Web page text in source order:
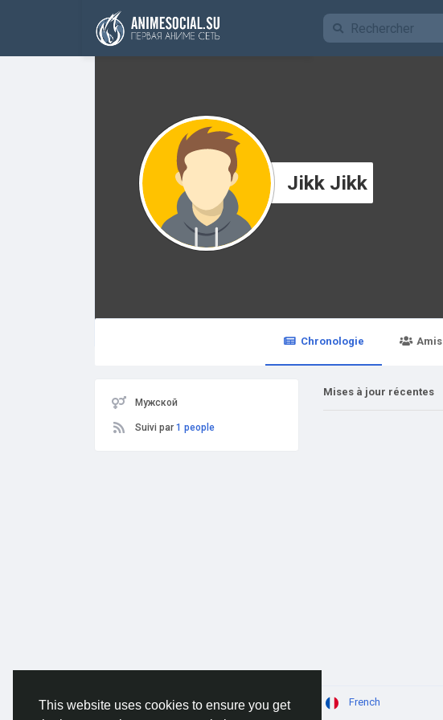
This website uses cookies to ensure you get
Funding
Jikk Jikk
Chronologie Amis
Мужской
Suivi par 1 people
Mises à jour récentes
© 2026 AnimeSocial.SU - Первая аниме сеть! French